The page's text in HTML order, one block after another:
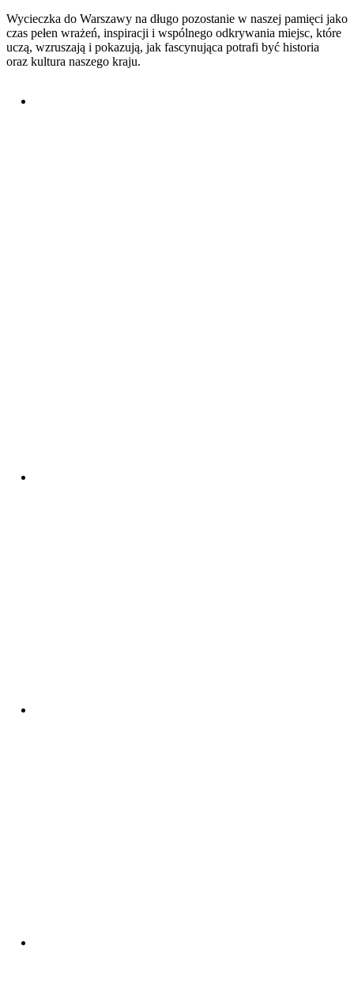
Wycieczka do Warszawy na długo pozostanie w naszej pamięci jako
czas pełen wrażeń, inspiracji i wspólnego odkrywania miejsc, które
uczą, wzruszają i pokazują, jak fascynująca potrafi być historia
oraz kultura naszego kraju.